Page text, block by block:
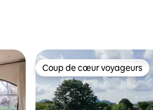
Coup de cœur voyageurs
Coup de cœur voyageurs